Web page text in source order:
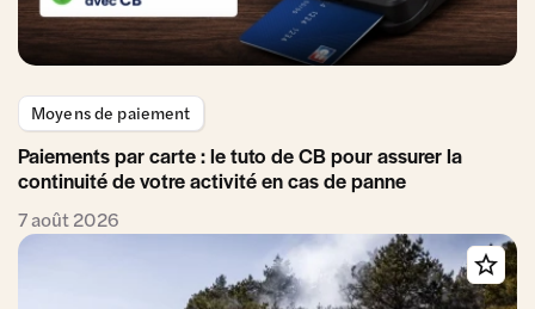
Moyens de paiement
Paiements par carte : le tuto de CB pour assurer la
continuité de votre activité en cas de panne
7 août 2026